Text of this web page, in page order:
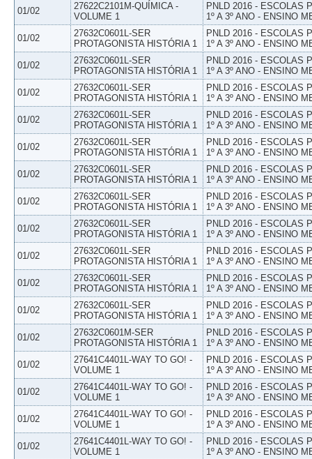
01/02
27622C2101M-QUÍMICA -
VOLUME 1
PNLD 2016 - ESCOLAS
1º A 3º ANO - ENSINO
01/02
27632C0601L-SER
PROTAGONISTA HISTÓRIA 1
PNLD 2016 - ESCOLAS
1º A 3º ANO - ENSINO
01/02
27632C0601L-SER
PROTAGONISTA HISTÓRIA 1
PNLD 2016 - ESCOLAS
1º A 3º ANO - ENSINO
01/02
27632C0601L-SER
PROTAGONISTA HISTÓRIA 1
PNLD 2016 - ESCOLAS
1º A 3º ANO - ENSINO
01/02
27632C0601L-SER
PROTAGONISTA HISTÓRIA 1
PNLD 2016 - ESCOLAS
1º A 3º ANO - ENSINO
01/02
27632C0601L-SER
PROTAGONISTA HISTÓRIA 1
PNLD 2016 - ESCOLAS
1º A 3º ANO - ENSINO
01/02
27632C0601L-SER
PROTAGONISTA HISTÓRIA 1
PNLD 2016 - ESCOLAS
1º A 3º ANO - ENSINO
01/02
27632C0601L-SER
PROTAGONISTA HISTÓRIA 1
PNLD 2016 - ESCOLAS
1º A 3º ANO - ENSINO
01/02
27632C0601L-SER
PROTAGONISTA HISTÓRIA 1
PNLD 2016 - ESCOLAS
1º A 3º ANO - ENSINO
01/02
27632C0601L-SER
PROTAGONISTA HISTÓRIA 1
PNLD 2016 - ESCOLAS
1º A 3º ANO - ENSINO
01/02
27632C0601L-SER
PROTAGONISTA HISTÓRIA 1
PNLD 2016 - ESCOLAS
1º A 3º ANO - ENSINO
01/02
27632C0601L-SER
PROTAGONISTA HISTÓRIA 1
PNLD 2016 - ESCOLAS
1º A 3º ANO - ENSINO
01/02
27632C0601M-SER
PROTAGONISTA HISTÓRIA 1
PNLD 2016 - ESCOLAS
1º A 3º ANO - ENSINO
01/02
27641C4401L-WAY TO GO! -
VOLUME 1
PNLD 2016 - ESCOLAS
1º A 3º ANO - ENSINO
01/02
27641C4401L-WAY TO GO! -
VOLUME 1
PNLD 2016 - ESCOLAS
1º A 3º ANO - ENSINO
01/02
27641C4401L-WAY TO GO! -
VOLUME 1
PNLD 2016 - ESCOLAS
1º A 3º ANO - ENSINO
01/02
27641C4401L-WAY TO GO! -
VOLUME 1
PNLD 2016 - ESCOLAS
1º A 3º ANO - ENSINO